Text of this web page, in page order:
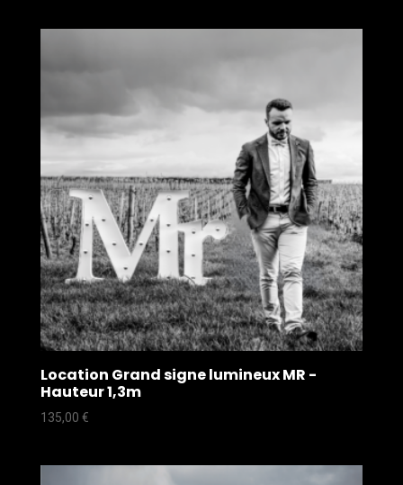
Location Grand signe lumineux MR -
Hauteur 1,3m
135,00 €